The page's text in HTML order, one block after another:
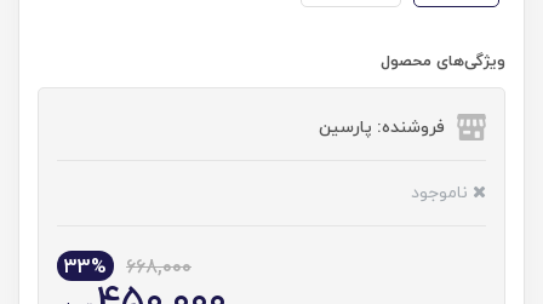
ویژگی‌های محصول
فروشنده: پارسین
ناموجود
668,000
33%